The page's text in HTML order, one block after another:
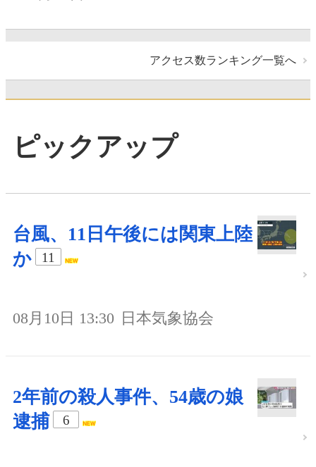
アクセス数ランキング一覧へ
ピックアップ
台風、11日午後には関東上陸
か
11
08月10日 13:30 日本気象協会
2年前の殺人事件、54歳の娘
逮捕
6